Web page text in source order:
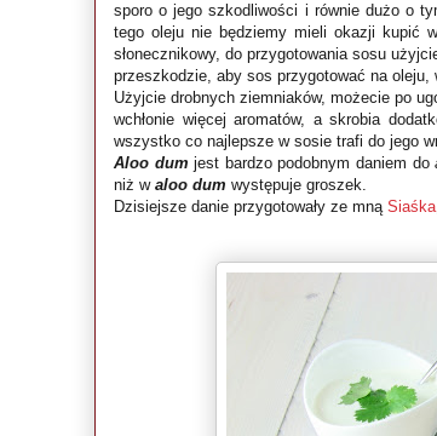
sporo o jego szkodliwości i równie dużo o
tego oleju nie będziemy mieli okazji kupić
słonecznikowy, do przygotowania sosu
przeszkodzie, aby sos przygotować na
Użyjcie drobnych ziemniaków, możecie po
wchłonie więcej aromatów, a skrobia
wszystko co najlepsze w sosie trafi do jego
Aloo dum jest bardzo podobnym daniem do
niż w aloo dum występuje groszek.
Dzisiejsze danie przygotowały ze mną Siaśka